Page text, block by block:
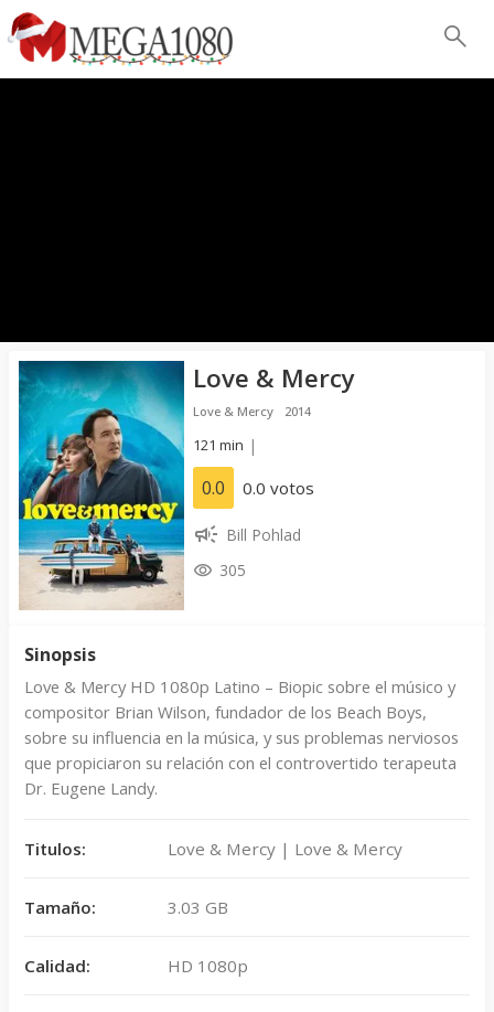
Love & Mercy
Love & Mercy 2014
121 min |
0.0 0.0 votos
Bill Pohlad
305
Sinopsis
Love & Mercy HD 1080p Latino – Biopic sobre el músico y
compositor Brian Wilson, fundador de los Beach Boys,
sobre su influencia en la música, y sus problemas nerviosos
que propiciaron su relación con el controvertido terapeuta
Dr. Eugene Landy.
Titulos: Love & Mercy | Love & Mercy
Tamaño: 3.03 GB
Calidad: HD 1080p